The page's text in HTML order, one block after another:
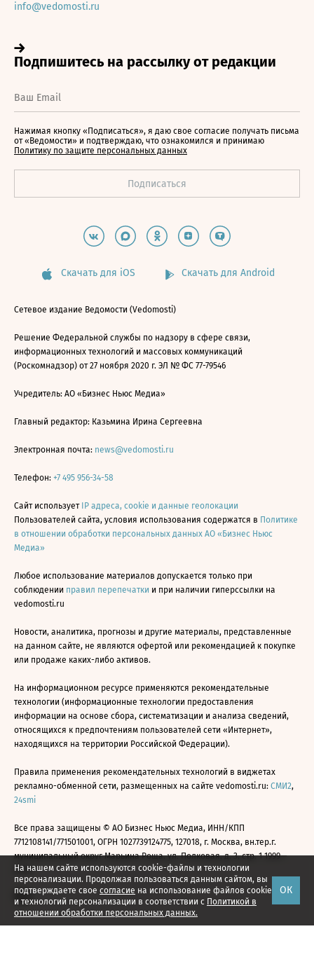
На нашем сайте используются cookie-файлы и технологии
персонализации. Продолжая пользоваться данным сайтом, вы
подтверждаете свое согласие на использование файлов cookie
и технологий персонализации в соответствии с Политикой в
отношении обработки персональных данных.
ОК
info@vedomosti.ru
Нажимая кнопку «Подписаться», я даю свое согласие получать письма
от «Ведомости» и подтверждаю, что ознакомился и принимаю
Политику по защите персональных данных
Скачать для iOS Скачать для Android
Сетевое издание Ведомости (Vedomosti)
Решение Федеральной службы по надзору в сфере связи,
информационных технологий и массовых коммуникаций
(Роскомнадзор) от 27 ноября 2020 г. ЭЛ № ФС 77-79546
Учредитель: АО «Бизнес Ньюс Медиа»
Главный редактор: Казьмина Ирина Сергеевна
Электронная почта: news@vedomosti.ru
Телефон: +7 495 956-34-58
Сайт использует IP адреса, cookie и данные геолокации
Пользователей сайта, условия использования содержатся в Политике
в отношении обработки персональных данных АО «Бизнес Ньюс
Медиа»
Любое использование материалов допускается только при
соблюдении правил перепечатки и при наличии гиперссылки на
vedomosti.ru
Новости, аналитика, прогнозы и другие материалы, представленные
на данном сайте, не являются офертой или рекомендацией к покупке
или продаже каких-либо активов.
На информационном ресурсе применяются рекомендательные
технологии (информационные технологии предоставления
информации на основе сбора, систематизации и анализа сведений,
относящихся к предпочтениям пользователей сети «Интернет»,
находящихся на территории Российской Федерации).
Правила применения рекомендательных технологий в виджетах
рекламно-обменной сети, размещенных на сайте vedomosti.ru: СМИ2,
24smi
Все права защищены © АО Бизнес Ньюс Медиа, ИНН/КПП
7712108141/771501001, ОГРН 1027739124775, 127018, г. Москва, вн.тер.г.
муниципальный округ Марьина Роща, ул. Полковая, д. 3, стр. 1 1999—
2026